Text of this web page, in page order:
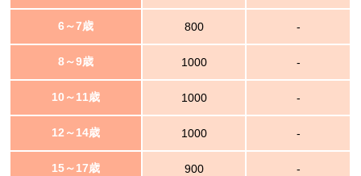
6～7歳 800 -
8～9歳 1000 -
10～11歳 1000 -
12～14歳 1000 -
15～17歳 900 -